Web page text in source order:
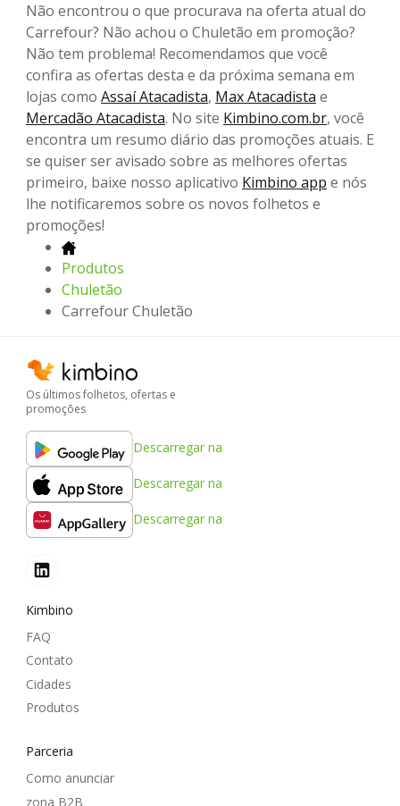
Não encontrou o que procurava na oferta atual do
Carrefour? Não achou o Chuletão em promoção?
Não tem problema! Recomendamos que você
confira as ofertas desta e da próxima semana em
lojas como Assaí Atacadista, Max Atacadista e
Mercadão Atacadista. No site Kimbino.com.br, você
encontra um resumo diário das promoções atuais. E
se quiser ser avisado sobre as melhores ofertas
primeiro, baixe nosso aplicativo Kimbino app e nós
lhe notificaremos sobre os novos folhetos e
promoções!
Produtos
Chuletão
Carrefour Chuletão
Os últimos folhetos, ofertas e
promoções
Descarregar na
Descarregar na
Descarregar na
Kimbino
FAQ
Contato
Cidades
Produtos
Parceria
Como anunciar
zona B2B